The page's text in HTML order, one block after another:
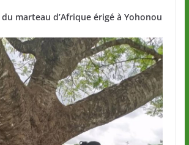
marteau d’Afrique érigé à Yohonou